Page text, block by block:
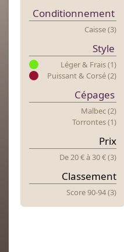
Conditionnement
Caisse (3)
Style
Léger & Frais (1)
Puissant & Corsé (2)
Cépages
Malbec (2)
Torrontes (1)
Prix
De 20 €à30 € (3)
Classement
Score 90-94 (3)